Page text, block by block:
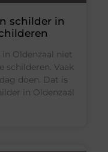
schilder in
Oldenzaal niet
schilderen. Vaak
doen. Dat is
in Oldenzaal